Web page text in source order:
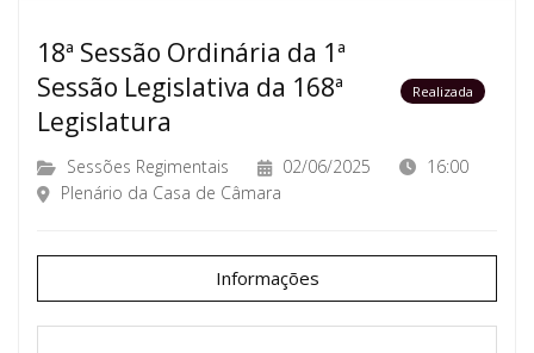
18ª Sessão Ordinária da 1ª
Sessão Legislativa da 168ª
Legislatura
Realizada
Sessões Regimentais 02/06/2025
16:00
Plenário da Casa de Câmara
Informações